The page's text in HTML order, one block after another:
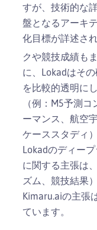
すが、技術的な
盤となるアーキ
化目標が詳述さ
クや競技成績も
に、Lokadはそ
を比較的透明に
（例：M5予測
ーマンス、航空
ケーススタディ
Lokadのディー
に関する主張は
ズム、競技結果
Kimaru.aiの主張
ています。